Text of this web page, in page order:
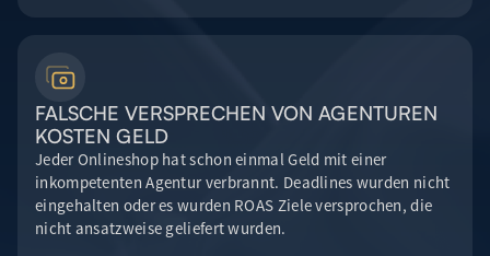
FALSCHE VERSPRECHEN VON AGENTUREN
KOSTEN GELD
Jeder Onlineshop hat schon einmal Geld mit einer
inkompetenten Agentur verbrannt. Deadlines wurden nicht
eingehalten oder es wurden ROAS Ziele versprochen, die
nicht ansatzweise geliefert wurden.